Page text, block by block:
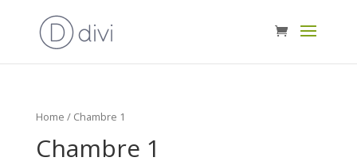
Home / Chambre 1
Chambre 1